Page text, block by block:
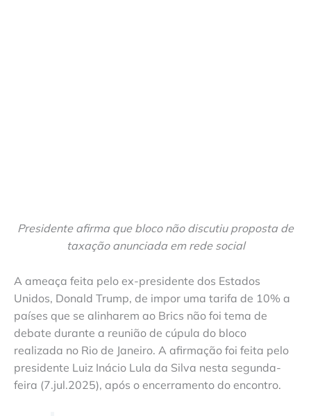
Presidente afirma que bloco não discutiu proposta de
taxação anunciada em rede social
A ameaça feita pelo ex-presidente dos Estados
Unidos, Donald Trump, de impor uma tarifa de 10% a
países que se alinharem ao Brics não foi tema de
debate durante a reunião de cúpula do bloco
realizada no Rio de Janeiro. A afirmação foi feita pelo
presidente Luiz Inácio Lula da Silva nesta segunda-
feira (7.jul.2025), após o encerramento do encontro.